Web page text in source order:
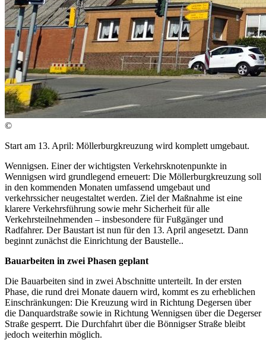
©
Start am 13. April: Möllerburgkreuzung wird komplett umgebaut.
Wennigsen. Einer der wichtigsten Verkehrsknotenpunkte in
Wennigsen wird grundlegend erneuert: Die Möllerburgkreuzung soll
in den kommenden Monaten umfassend umgebaut und
verkehrssicher neugestaltet werden. Ziel der Maßnahme ist eine
klarere Verkehrsführung sowie mehr Sicherheit für alle
Verkehrsteilnehmenden – insbesondere für Fußgänger und
Radfahrer. Der Baustart ist nun für den 13. April angesetzt. Dann
beginnt zunächst die Einrichtung der Baustelle..
Bauarbeiten in zwei Phasen geplant
Die Bauarbeiten sind in zwei Abschnitte unterteilt. In der ersten
Phase, die rund drei Monate dauern wird, kommt es zu erheblichen
Einschränkungen: Die Kreuzung wird in Richtung Degersen über
die Danquardstraße sowie in Richtung Wennigsen über die Degerser
Straße gesperrt. Die Durchfahrt über die Bönnigser Straße bleibt
jedoch weiterhin möglich.